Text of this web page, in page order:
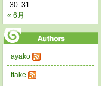
30 31
« 6月
ayako
ftake